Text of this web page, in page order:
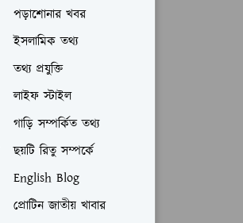
পড়াশোনার খবর
ইসলামিক তথ্য
তথ্য প্রযুক্তি
লাইফ স্টাইল
গাড়ি সম্পর্কিত তথ্য
ছয়টি রিতু সম্পর্কে
English Blog
প্রোটিন জাতীয় খাবার